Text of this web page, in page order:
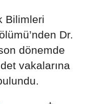
Bilimleri
Dr.
dönemde
vakalarına